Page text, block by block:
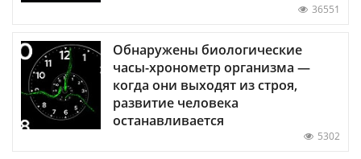
36551
Обнаружены биологические
часы-хронометр организма —
когда они выходят из строя,
развитие человека
останавливается
5302